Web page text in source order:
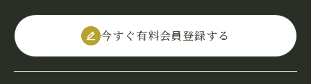
今すぐ有料会員登録する